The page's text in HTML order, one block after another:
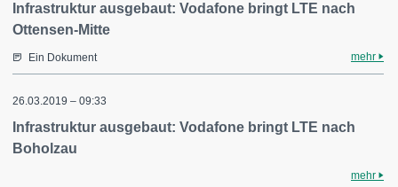
Infrastruktur ausgebaut: Vodafone bringt LTE nach
Ottensen-Mitte
Ein Dokument mehr
26.03.2019 – 09:33
Infrastruktur ausgebaut: Vodafone bringt LTE nach
Boholzau
mehr